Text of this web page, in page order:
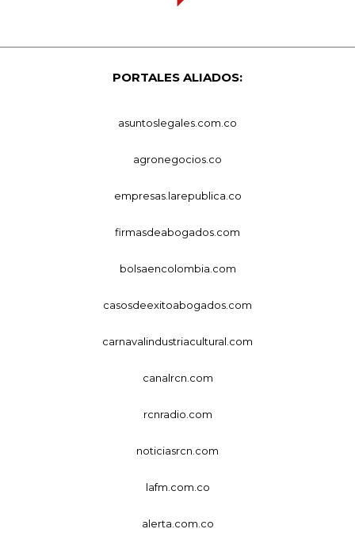
PORTALES ALIADOS:
asuntoslegales.com.co
agronegocios.co
empresas.larepublica.co
firmasdeabogados.com
bolsaencolombia.com
casosdeexitoabogados.com
carnavalindustriacultural.com
canalrcn.com
rcnradio.com
noticiasrcn.com
lafm.com.co
alerta.com.co